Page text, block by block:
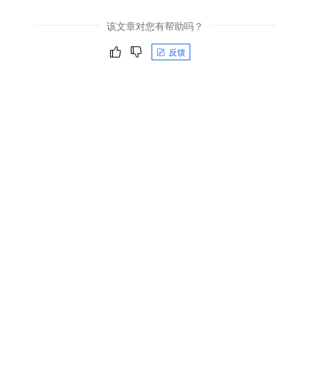
该文章对您有帮助吗？
反馈